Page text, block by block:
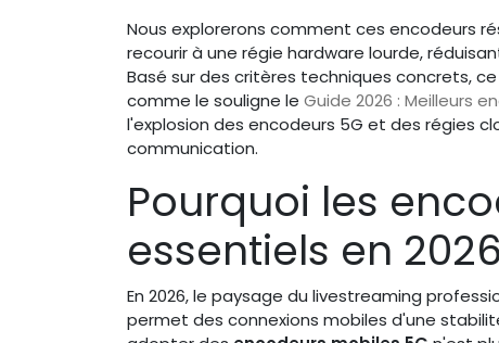
Nous explorerons comment ces encodeurs
recourir à une régie hardware lourde,
Basé sur des critères techniques concrets,
comme le souligne le Guide 2026 : Meilleurs
l'explosion des encodeurs 5G et des régies
communication.
Pourquoi les
essentiels en
En 2026, le paysage du livestreaming
permet des connexions mobiles d'une